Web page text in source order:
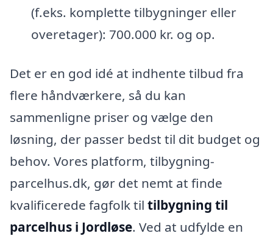
(f.eks. komplette tilbygninger eller
overetager): 700.000 kr. og op.
Det er en god idé at indhente tilbud fra
flere håndværkere, så du kan
sammenligne priser og vælge den
løsning, der passer bedst til dit budget og
behov. Vores platform, tilbygning-
parcelhus.dk, gør det nemt at finde
kvalificerede fagfolk til tilbygning til
parcelhus i Jordløse. Ved at udfylde en